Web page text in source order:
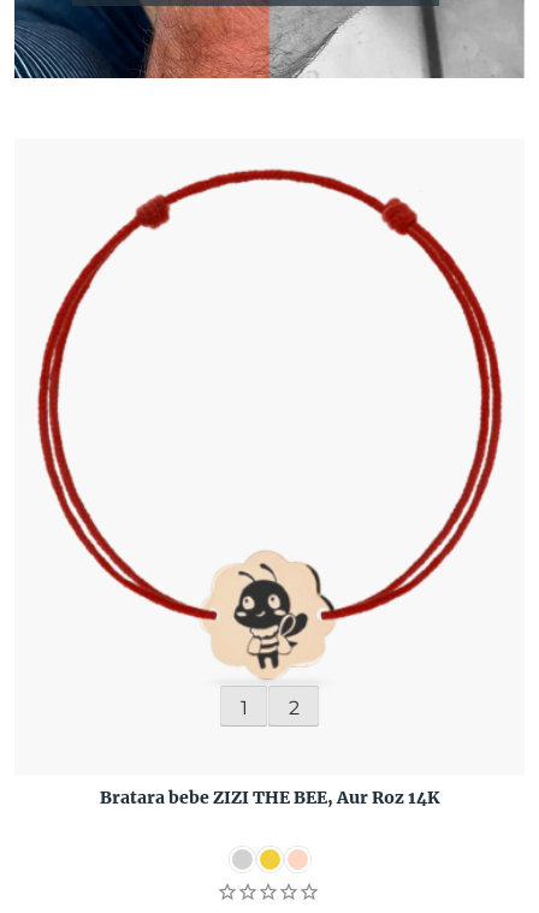
1 2
Bratara bebe ZIZI THE BEE, Aur Roz 14K